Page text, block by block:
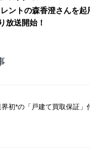
ントの森香澄さんを起
放送開始！
界初*の「戸建て買取保証